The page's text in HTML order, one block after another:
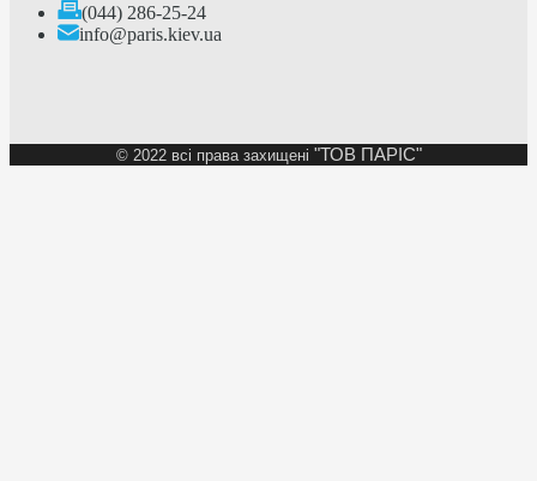
(044) 286-25-24
info@paris.kiev.ua
© 2022 всі права захищені "ТОВ ПАРІС"